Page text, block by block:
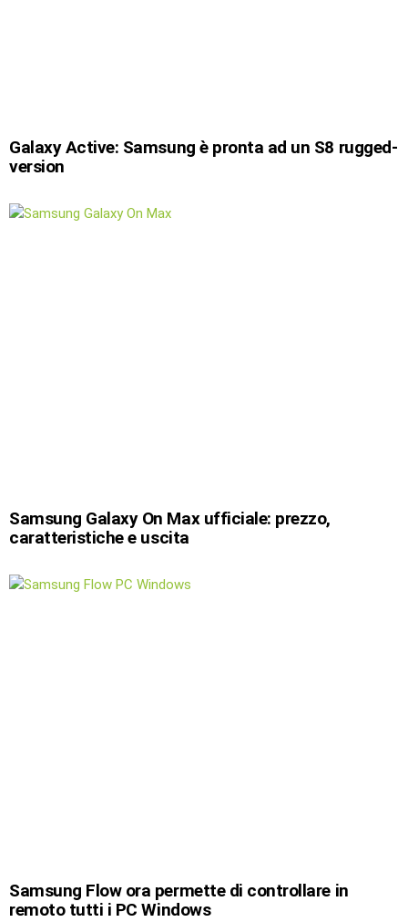
Galaxy Active: Samsung è pronta ad un S8 rugged-
version
Samsung Galaxy On Max ufficiale: prezzo,
caratteristiche e uscita
Samsung Flow ora permette di controllare in
remoto tutti i PC Windows